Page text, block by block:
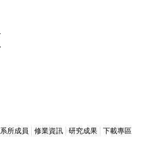
系所成員 修業資訊 研究成果
下載專區